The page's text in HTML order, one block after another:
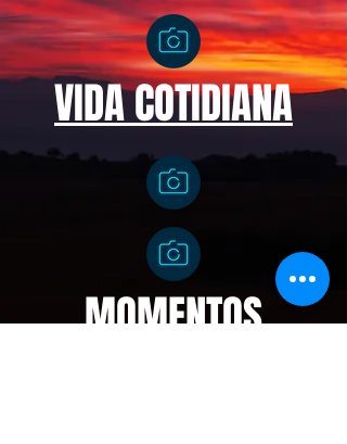
VIDA COTIDIANA
MOMENTOS